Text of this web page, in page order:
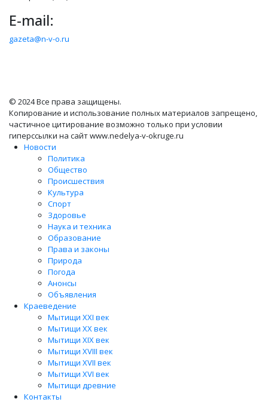
E-mail:
gazeta@n-v-o.ru
© 2024 Все права защищены.
Копирование и использование полных материалов запрещено,
частичное цитирование возможно только при условии
гиперссылки на сайт www.nedelya-v-okruge.ru
Новости
Политика
Общество
Происшествия
Культура
Спорт
Здоровье
Наука и техника
Образование
Права и законы
Природа
Погода
Анонсы
Объявления
Краеведение
Мытищи XXI век
Мытищи XX век
Мытищи XIX век
Мытищи XVIII век
Мытищи XVII век
Мытищи XVI век
Мытищи древние
Контакты